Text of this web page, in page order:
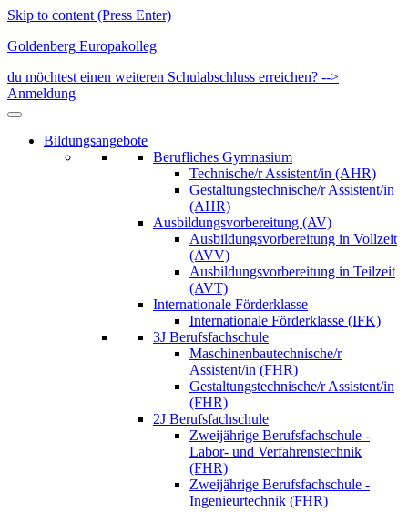
Skip to content (Press Enter)
Goldenberg Europakolleg
du möchtest einen weiteren Schulabschluss erreichen? -->
Anmeldung
Bildungsangebote
Berufliches Gymnasium
Technische/r Assistent/in (AHR)
Gestaltungstechnische/r Assistent/in
(AHR)
Ausbildungsvorbereitung (AV)
Ausbildungsvorbereitung in Vollzeit
(AVV)
Ausbildungsvorbereitung in Teilzeit
(AVT)
Internationale Förderklasse
Internationale Förderklasse (IFK)
3J Berufsfachschule
Maschinenbautechnische/r
Assistent/in (FHR)
Gestaltungstechnische/r Assistent/in
(FHR)
2J Berufsfachschule
Zweijährige Berufsfachschule -
Labor- und Verfahrenstechnik
(FHR)
Zweijährige Berufsfachschule -
Ingenieurtechnik (FHR)